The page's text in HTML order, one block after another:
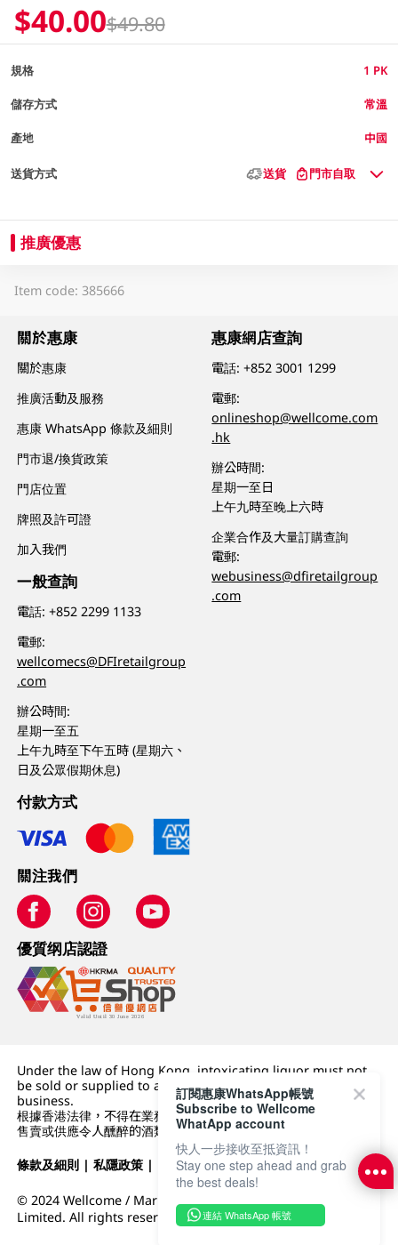
$40.00$49.80
規格 1 PK
儲存方式 常溫
產地 中國
送貨方式 送貨 門市自取
推廣優惠
Item code: 385666
關於惠康
關於惠康
推廣活動及服務
惠康 WhatsApp 條款及細則
門市退/換貨政策
門店位置
牌照及許可證
加入我們
一般查詢
電話:+852 2299 1133
電郵:
wellcomecs@DFIretailgroup
.com
辦公時間:
星期一至五
上午九時至下午五時 (星期六、
日及公眾假期休息)
惠康網店查詢
電話:+852 3001 1299
電郵:
onlineshop@wellcome.com
.hk
辦公時間:
星期一至日
上午九時至晚上六時
企業合作及大量訂購查詢
電郵:
webusiness@dfiretailgroup
.com
付款方式
關注我們
優質纲店認證
Under the law of Hong Kong, intoxicating liquor must not
be sold or supplied to a minor (under 18) in the course of
business.
根據香港法律，不得在業務過程中，向未成年人 (18 歲以下人士)
售賣或供應令人醺醉的酒類。
條款及細則 |私隱政策 | DFI零售集團
© 2024 Wellcome / Market Place. The Dairy Farm Company
Limited. All rights reserved.
訂閱惠康WhatsApp帳號
Subscribe to Wellcome
WhatApp account
快人一步接收至抵資訊！
Stay one step ahead and grab
the best deals!
連結 WhatsApp 帳號